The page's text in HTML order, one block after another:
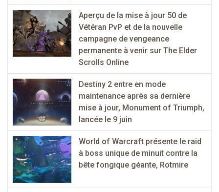
Aperçu de la mise à jour 50 de
Vétéran PvP et de la nouvelle
campagne de vengeance
permanente à venir sur The Elder
Scrolls Online
Destiny 2 entre en mode
maintenance après sa dernière
mise à jour, Monument of Triumph,
lancée le 9 juin
World of Warcraft présente le raid
à boss unique de minuit contre la
bête fongique géante, Rotmire